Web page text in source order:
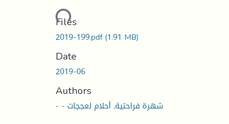
Loading...
Files
2019-199.pdf(1.91 MB)
Date
2019-06
Authors
- - شهرة فراحتية, أحلام لعججات